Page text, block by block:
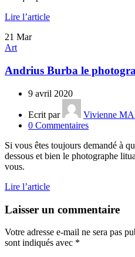
Lire l’article
21 Mar
Art
Andrius Burba le
9 avril 2020
Ecrit par
Vivienne
0 Commentaires
Si vous êtes toujours demandé à
dessous et bien le photographe
vous.
Lire l’article
Laisser un commentaire
Votre adresse e-mail ne sera pas
sont indiqués avec *